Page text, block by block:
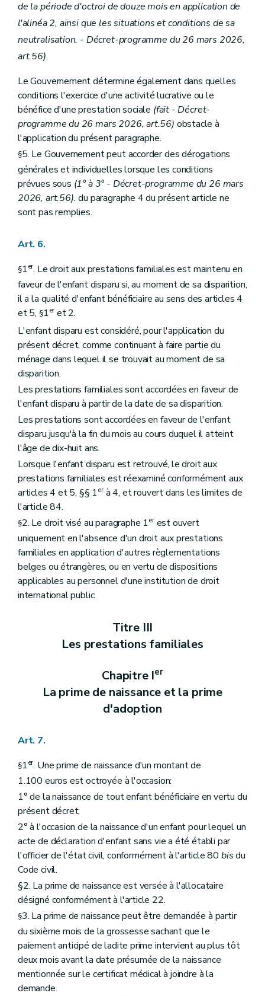
de la période d'octroi de douze mois en application de
l'alinéa 2, ainsi que les situations et conditions de sa
neutralisation. - Décret-programme du 26 mars 2026,
art.56).
Le Gouvernement détermine également dans quelles
conditions l'exercice d'une activité lucrative ou le
bénéfice d'une prestation sociale (fait - Décret-
programme du 26 mars 2026, art.56) obstacle à
l'application du présent paragraphe.
§5. Le Gouvernement peut accorder des dérogations
générales et individuelles lorsque les conditions
prévues sous (1° à 3° - Décret-programme du 26 mars
2026, art.56).du paragraphe 4 du présent article ne
sont pas remplies.
Art. 6.
§1er. Le droit aux prestations familiales est maintenu en
faveur de l'enfant disparu si, au moment de sa disparition,
il a la qualité d'enfant bénéficiaire au sens des articles 4
et 5, §1eret 2.
L'enfant disparu est considéré, pour l'application du
présent décret, comme continuant à faire partie du
ménage dans lequel il se trouvait au moment de sa
disparition.
Les prestations familiales sont accordées en faveur de
l'enfant disparu à partir de la date de sa disparition.
Les prestations sont accordées en faveur de l'enfant
disparu jusqu'à la fin du mois au cours duquel il atteint
l'âge de dix-huit ans.
Lorsque l'enfant disparu est retrouvé, le droit aux
prestations familiales est réexaminé conformément aux
articles 4 et 5, §§ 1erà 4, et rouvert dans les limites de
l'article 84.
§2. Le droit visé au paragraphe 1erest ouvert
uniquement en l'absence d'un droit aux prestations
familiales en application d'autres règlementations
belges ou étrangères, ou en vertu de dispositions
applicables au personnel d'une institution de droit
international public.
Titre III
Les prestations familiales
Chapitre Ier
La prime de naissance et la prime
d'adoption
Art. 7.
§1er. Une prime de naissance d'un montant de
1.100 euros est octroyée à l'occasion:
1° de la naissance de tout enfant bénéficiaire en vertu du
présent décret;
2° à l'occasion de la naissance d'un enfant pour lequel un
acte de déclaration d'enfant sans vie a été établi par
l'officier de l'état civil, conformément à l'article 80 bisdu
Code civil.
§2. La prime de naissance est versée à l'allocataire
désigné conformément à l'article 22.
§3. La prime de naissance peut être demandée à partir
du sixième mois de la grossesse sachant que le
paiement anticipé de ladite prime intervient au plus tôt
deux mois avant la date présumée de la naissance
mentionnée sur le certificat médical à joindre à la
demande.